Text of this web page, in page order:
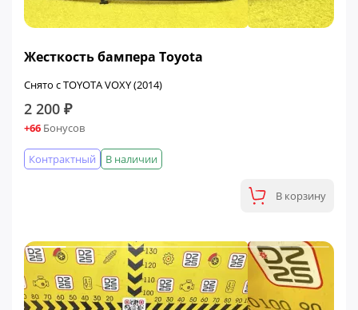
Жесткость бампера Toyota
Снято с TOYOTA VOXY (2014)
2 200 ₽
+66 Бонусов
В наличии
Контрактный
В корзину